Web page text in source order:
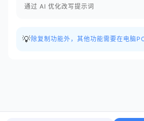
通过 AI 优化改写提示词
💡 除复制功能外，其他功能需要在电脑